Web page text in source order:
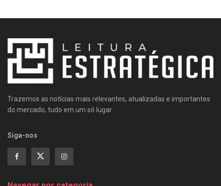
Trazemos as notícias mais relevantes, atualizadas e importantes
do mercado, tudo em um só lugar.
Siga-nos